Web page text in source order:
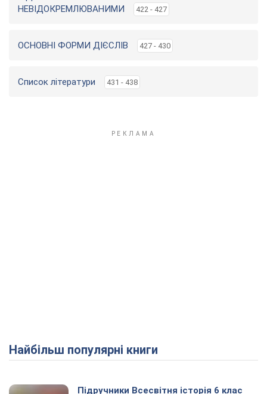
НЕВІДОКРЕМЛЮВАНИМИ
422 - 427
ОСНОВНІ ФОРМИ ДІЄСЛІВ 427 - 430
Список літератури 431 - 438
Найбільш популярні книги
Підручники Всесвітня історія 6 клас